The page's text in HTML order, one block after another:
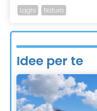
Laghi Natura
Idee per te